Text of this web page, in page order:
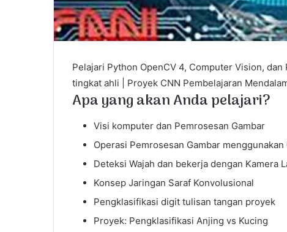
Pelajari Python OpenCV 4, Computer Vision,
tingkat ahli | Proyek CNN Pembelajaran
Apa yang akan Anda pelajari?
Visi komputer dan Pemrosesan Gambar
Operasi Pemrosesan Gambar menggunakan
Deteksi Wajah dan bekerja dengan Kamera
Konsep Jaringan Saraf Konvolusional
Pengklasifikasi digit tulisan tangan proyek
Proyek: Pengklasifikasi Anjing vs Kucing